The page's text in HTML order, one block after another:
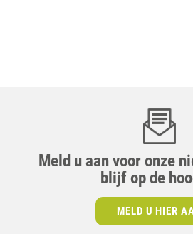
Meld u aan voor onze
blijf op de
MELD U HIER